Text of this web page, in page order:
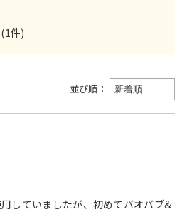
(1件)
並び順：
していましたが、初めてバオバブ&